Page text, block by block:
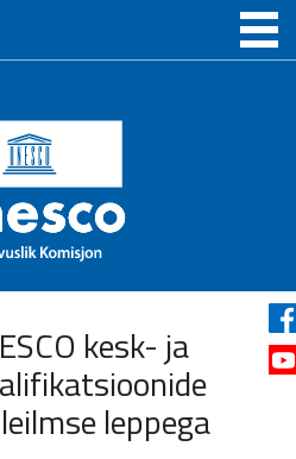
kesk- ja
leppega